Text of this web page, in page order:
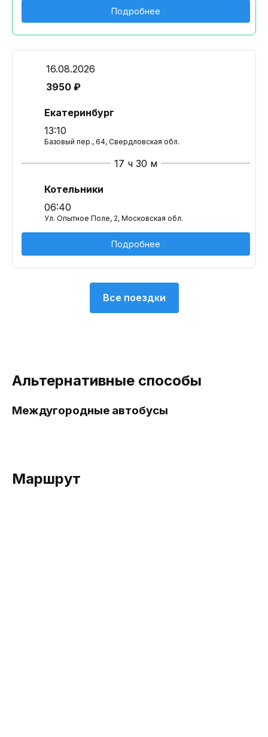
Подробнее
16.08.2026
3950 ₽
Екатеринбург
13:10
Базовый пер., 64, Свердловская обл.
17 ч 30 м
Котельники
06:40
Ул. Опытное Поле, 2, Московская обл.
Подробнее
Все поездки
Альтернативные способы
Междугородные автобусы
Маршрут